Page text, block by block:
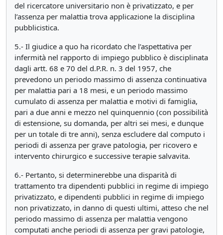
del ricercatore universitario non è privatizzato, e per
l’assenza per malattia trova applicazione la disciplina
pubblicistica.
5.- Il giudice a quo ha ricordato che l’aspettativa per
infermità nel rapporto di impiego pubblico è disciplinata
dagli artt. 68 e 70 del d.P.R. n. 3 del 1957, che
prevedono un periodo massimo di assenza continuativa
per malattia pari a 18 mesi, e un periodo massimo
cumulato di assenza per malattia e motivi di famiglia,
pari a due anni e mezzo nel quinquennio (con possibilità
di estensione, su domanda, per altri sei mesi, e dunque
per un totale di tre anni), senza escludere dal computo i
periodi di assenza per grave patologia, per ricovero e
intervento chirurgico e successive terapie salvavita.
6.- Pertanto, si determinerebbe una disparità di
trattamento tra dipendenti pubblici in regime di impiego
privatizzato, e dipendenti pubblici in regime di impiego
non privatizzato, in danno di questi ultimi, atteso che nel
periodo massimo di assenza per malattia vengono
computati anche periodi di assenza per gravi patologie,